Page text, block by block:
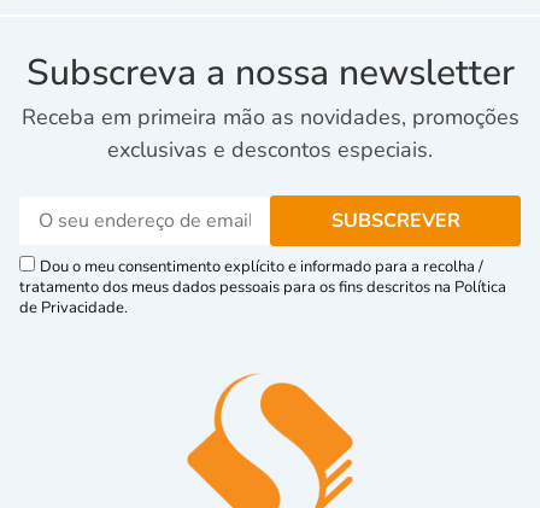
Subscreva a nossa newsletter
Receba em primeira mão as novidades, promoções
exclusivas e descontos especiais.
Dou o meu consentimento explícito e informado para a recolha /
tratamento dos meus dados pessoais para os fins descritos na Política
de Privacidade.